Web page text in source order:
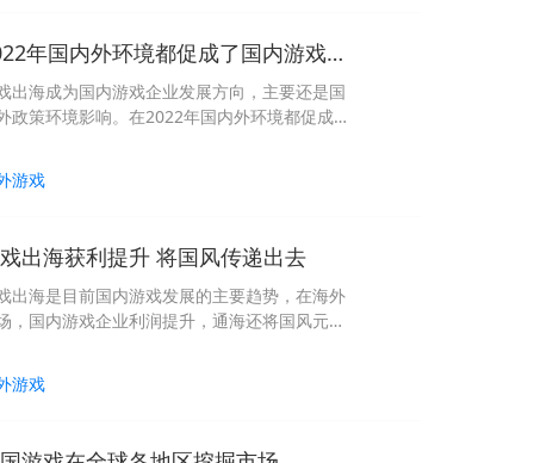
2022年国内外环境都促成了国内游戏出海成为重点发展方向
出海成为国内游戏企业发展方向，主要还是国
政策环境影响。在2022年国内外环境都促成
游戏
出海获利提升 将国风传递出去
出海是目前国内游戏发展的主要趋势，在海外
，国内游戏企业利润提升，通海还将国风元素
游戏